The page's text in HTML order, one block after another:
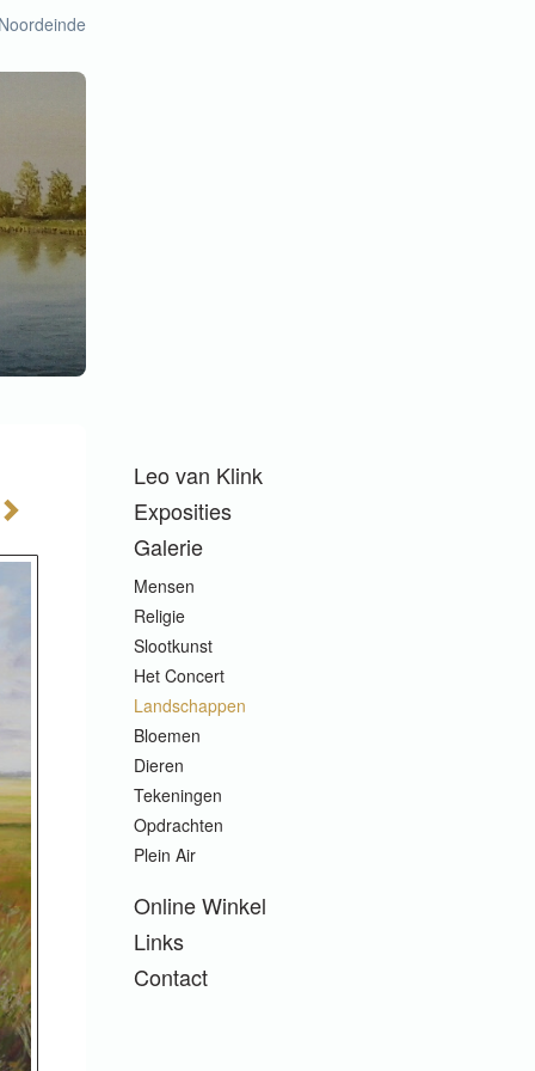
Leo van Klink
Exposities
Galerie
Mensen
Religie
Slootkunst
Het Concert
Landschappen
Bloemen
Dieren
Tekeningen
Opdrachten
Plein Air
Online Winkel
Links
Contact